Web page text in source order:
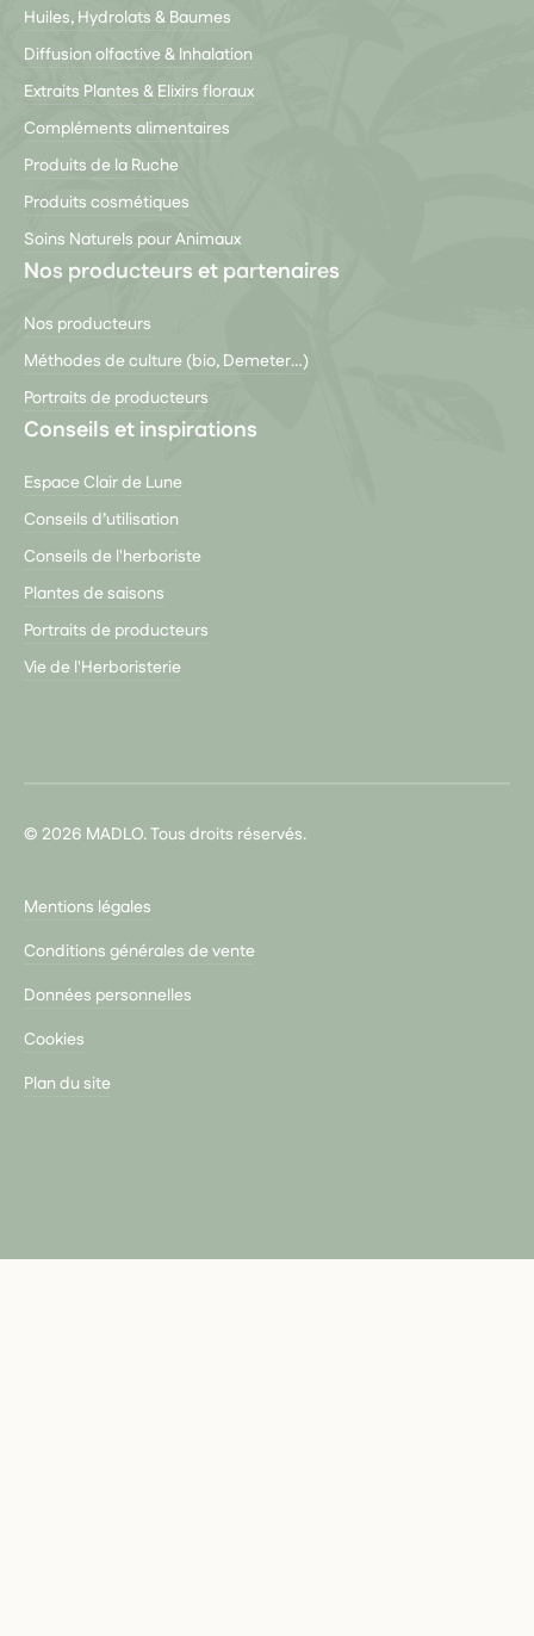
Huiles, Hydrolats & Baumes
Diffusion olfactive & Inhalation
Extraits Plantes & Elixirs floraux
Compléments alimentaires
Produits de la Ruche
Produits cosmétiques
Soins Naturels pour Animaux
Nos producteurs et partenaires
Nos producteurs
Méthodes de culture (bio, Demeter…)
Portraits de producteurs
Conseils et inspirations
Espace Clair de Lune
Conseils d’utilisation
Conseils de l'herboriste
Plantes de saisons
Portraits de producteurs
Vie de l'Herboristerie
© 2026 MADLO. Tous droits réservés.
Mentions légales
Conditions générales de vente
Données personnelles
Cookies
Plan du site